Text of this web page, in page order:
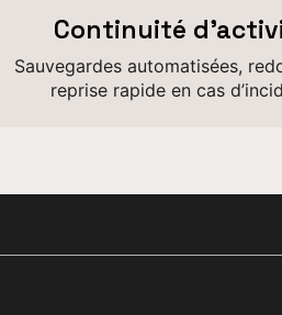
Continuité
Sauvegardes automatisées,
reprise rapide en cas